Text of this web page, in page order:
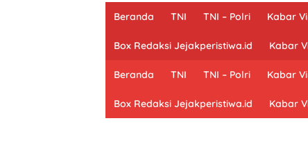
Beranda TNI TNI – Polri Kabar
Box Redaksi Jejakperistiwa.id Kabar
Beranda TNI TNI – Polri Kabar
Box Redaksi Jejakperistiwa.id Kabar